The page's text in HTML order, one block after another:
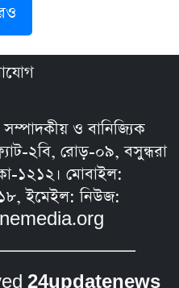
ও বানিজ্যিক
২বি, রোড়-০৯, বসুন্ধরা
১২১২। মোবাইল:
ইমেইল: নিউজ:
24updatenews